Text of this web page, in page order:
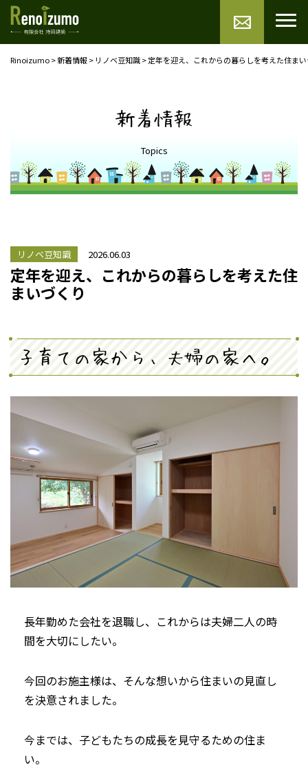
Rinoizumo>新着情報> リノベ豆知識>定年を迎え、これからの暮らしを考えた住ま
新着情報
Topics
リノベ豆知識 2026.06.03
定年を迎え、これからの暮らしを考えた住
まいづくり
子育ての家から、夫婦の家へ。
長年勤めた会社を退職し、これからは夫婦二人の時
間を大切にしたい。
今回のお施主様は、そんな想いから住まいの見直し
を決意されました。
今までは、子どもたちの成長を見守るための住ま
い。